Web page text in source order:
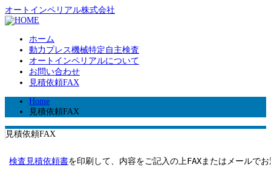
オートインペリアル株式会社
ホーム
動力プレス機械特定自主検査
オートインペリアルについて
お問い合わせ
見積依頼FAX
Home
見積依頼FAX
見積依頼FAX
検査見積依頼書を印刷して、内容をご記入の上FAXまたはメールで